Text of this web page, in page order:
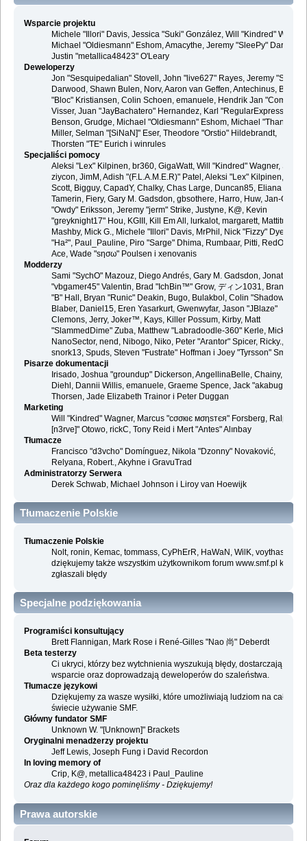
Wsparcie projektu
Michele "Illori" Davis, Jessica "Suki" González, Will "Kindred"
Michael "Oldiesmann" Eshom, Amacythe, Jeremy "SleePy" Darwood
Justin "metallica48423" O'Leary
Deweloperzy
Jon "Sesquipedalian" Stovell, John "live627" Rayes, Jeremy
Darwood, Shawn Bulen, Norv, Aaron van Geffen, Antechinus, Bjoern
"Bloc" Kristiansen, Colin Schoen, emanuele, Hendrik Jan "Compuart"
Visser, Juan "JayBachatero" Hernandez, Karl "RegularExpression"
Benson, Grudge, Michael "Oldiesmann" Eshom, Michael "Thantos"
Miller, Selman "[SiNaN]" Eser, Theodore "Orstio" Hildebrandt,
Thorsten "TE" Eurich i winrules
Specjaliści pomocy
Aleksi "Lex" Kilpinen, br360, GigaWatt, Will "Kindred" Wagner, Steve,
ziycon, JimM, Adish "(F.L.A.M.E.R)" Patel, Aleksi "Lex" Kilpinen, Ben
Scott, Bigguy, CapadY, Chalky, Chas Large, Duncan85, Eliana
Tamerin, Fiery, Gary M. Gadsdon, gbsothere, Harro, Huw, Jan-Olof
"Owdy" Eriksson, Jeremy "jerm" Strike, Justyne, K@, Kevin
"greyknight17" Hou, KGIII, Kill Em All, lurkalot, margarett, Mattitude,
Mashby, Mick G., Michele "Illori" Davis, MrPhil, Nick "Fizzy" Dyer, Nick
"Ha²", Paul_Pauline, Piro "Sarge" Dhima, Rumbaar, Pitti, RedOne, S-
Ace, Wade "sησω" Poulsen i xenovanis
Modderzy
Sami "SychO" Mazouz, Diego Andrés, Gary M. Gadsdon, Jonathan
"vbgamer45" Valentin, Brad "IchBin™" Grow, ディン1031, Brannon
"B" Hall, Bryan "Runic" Deakin, Bugo, Bulakbol, Colin "Shadow82x"
Blaber, Daniel15, Eren Yasarkurt, Gwenwyfar, Jason "JBlaze"
Clemons, Jerry, Joker™, Kays, Killer Possum, Kirby, Matt
"SlammedDime" Zuba, Matthew "Labradoodle-360" Kerle, Mick.,
NanoSector, nend, Nibogo, Niko, Peter "Arantor" Spicer, Ricky.,
snork13, Spuds, Steven "Fustrate" Hoffman i Joey "Tyrsson" Smith
Pisarze dokumentacji
Irisado, Joshua "groundup" Dickerson, AngellinaBelle, Chainy,
Diehl, Dannii Willis, emanuele, Graeme Spence, Jack "akabugeyes"
Thorsen, Jade Elizabeth Trainor i Peter Duggan
Marketing
Will "Kindred" Wagner, Marcus "cσσкιє мσηѕтєя" Forsberg, Ralph "
[n3rve]" Otowo, rickC, Tony Reid i Mert "Antes" Alınbay
Tłumacze
Francisco "d3vcho" Domínguez, Nikola "Dzonny" Novaković,
Relyana, Robert., Akyhne i GravuTrad
Administratorzy Serwera
Derek Schwab, Michael Johnson i Liroy van Hoewijk
Tłumaczenie Polskie
Tłumaczenie Polskie
Nolt, ronin, Kemac, tommass, CyPhErR, HaWaN, WilK, voythas i
dziękujemy także wszystkim użytkownikom forum www.smf.pl którzy
zgłaszali błędy
Specjalne podziękowania
Programiści konsultujący
Brett Flannigan, Mark Rose i René-Gilles "Nao 尚" Deberdt
Beta testerzy
Ci ukryci, którzy bez wytchnienia wyszukują błędy, dostarczają
wsparcie oraz doprowadzają deweloperów do szaleństwa.
Tłumacze językowi
Dziękujemy za wasze wysiłki, które umożliwiają ludziom na całym
świecie używanie SMF.
Główny fundator SMF
Unknown W. "[Unknown]" Brackets
Oryginalni menadżerzy projektu
Jeff Lewis, Joseph Fung i David Recordon
In loving memory of
Crip, K@, metallica48423 i Paul_Pauline
Oraz dla każdego kogo pominęliśmy - Dziękujemy!
Prawa autorskie